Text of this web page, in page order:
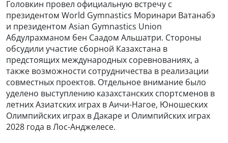
Головкин провел официальную встречу с
президентом World Gymnastics Моринари Ватанабэ
и президентом Asian Gymnastics Union
Абдулрахманом бен Саадом Альшатри. Стороны
обсудили участие сборной Казахстана в
предстоящих международных соревнованиях, а
также возможности сотрудничества в реализации
совместных проектов. Отдельное внимание было
уделено выступлению казахстанских спортсменов в
летних Азиатских играх в Аичи-Нагое, Юношеских
Олимпийских играх в Дакаре и Олимпийских играх
2028 года в Лос-Анджелесе.